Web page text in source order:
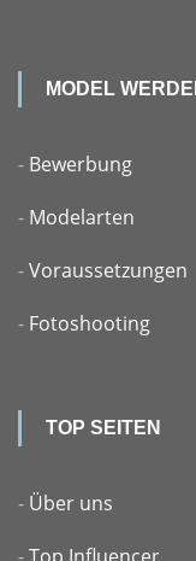
MODEL
- Bewerbung
- Modelarten
-Voraussetzungen
- Fotoshooting
TOP SEITEN
- Über uns